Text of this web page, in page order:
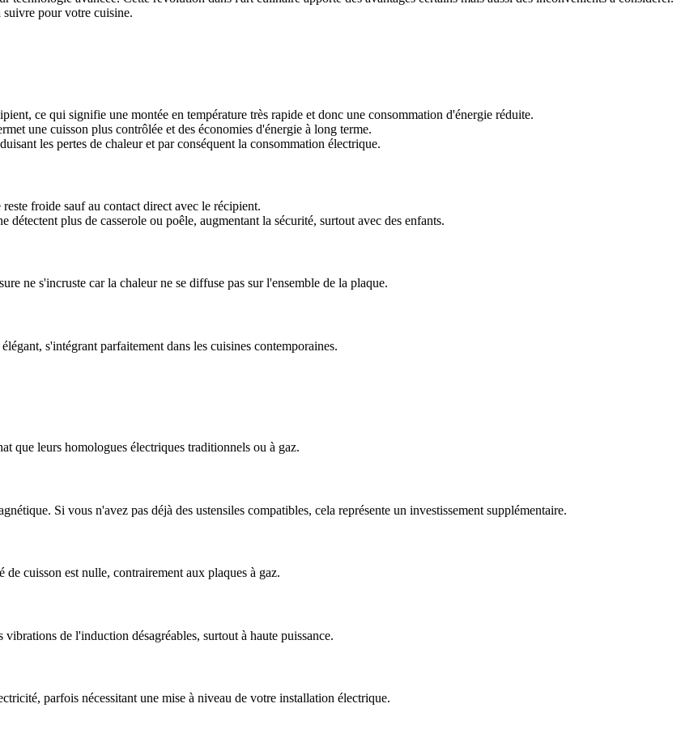
pour votre cuisine.
ce qui signifie une montée en température très rapide et donc une consommation d'énergie réduite.
une cuisson plus contrôlée et des économies d'énergie à long terme.
les pertes de chaleur et par conséquent la consommation électrique.
froide sauf au contact direct avec le récipient.
détectent plus de casserole ou poêle, augmentant la sécurité, surtout avec des enfants.
ne s'incruste car la chaleur ne se diffuse pas sur l'ensemble de la plaque.
s'intégrant parfaitement dans les cuisines contemporaines.
que leurs homologues électriques traditionnels ou à gaz.
Si vous n'avez pas déjà des ustensiles compatibles, cela représente un investissement supplémentaire.
cuisson est nulle, contrairement aux plaques à gaz.
de l'induction désagréables, surtout à haute puissance.
parfois nécessitant une mise à niveau de votre installation électrique.